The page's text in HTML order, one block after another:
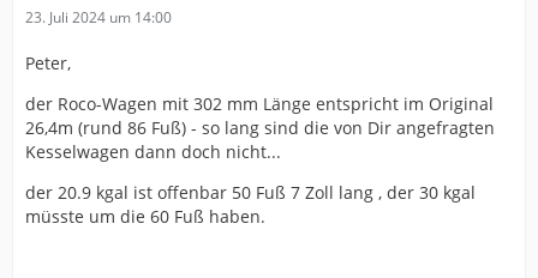
23. Juli 2024 um 14:00
Peter,
der Roco-Wagen mit 302 mm Länge entspricht im Original
26,4m (rund 86 Fuß) - so lang sind die von Dir angefragten
Kesselwagen dann doch nicht...
der 20.9 kgal ist offenbar 50 Fuß 7 Zoll lang , der 30 kgal
müsste um die 60 Fuß haben.